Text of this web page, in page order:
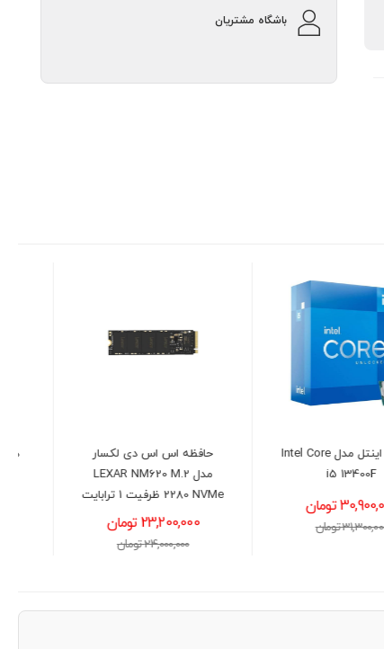
باشگاه مشتریان
حافظه اس اس دی لکسار
مدل LEXAR NM620 M.2
23,200,000 تومان
هارد دیسک اینترنال وسترن
ترابایت
54,200,000 تومان
55,000,000 تومان